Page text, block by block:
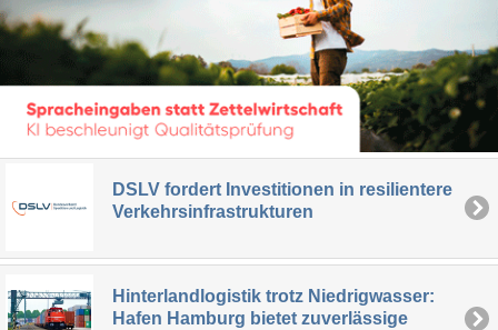
DSLV fordert Investitionen in resilientere
Verkehrsinfrastrukturen
Hinterlandlogistik trotz Niedrigwasser:
Hafen Hamburg bietet zuverlässige